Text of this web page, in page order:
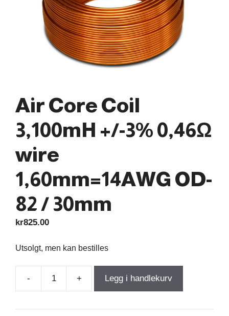
Air Core Coil
3,100mH +/-3% 0,46Ω
wire
1,60mm=14AWG OD-
82 / 30mm
kr825.00
Utsolgt, men kan bestilles
-
Coil
+ Legg i handlekurv